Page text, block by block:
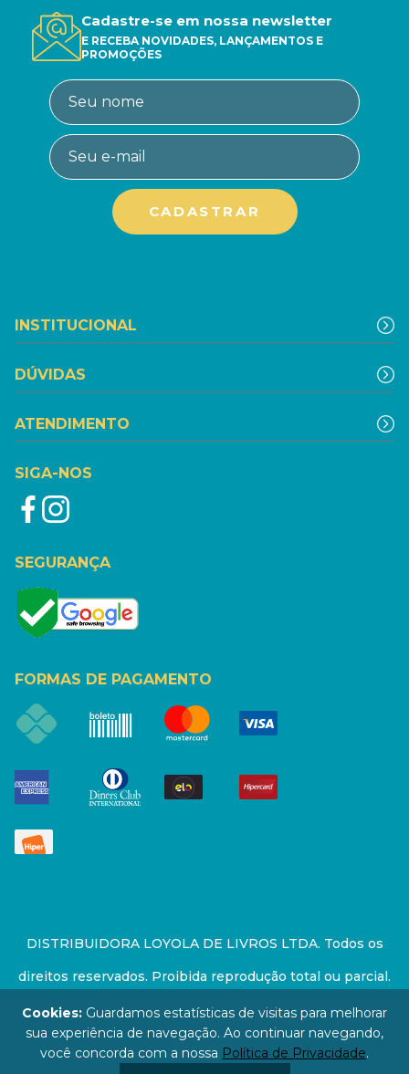
Cadastre-se em nossa newsletter
E RECEBA NOVIDADES, LANÇAMENTOS E
PROMOÇÕES
INSTITUCIONAL
DÚVIDAS
ATENDIMENTO
SIGA-NOS
SEGURANÇA
FORMAS DE PAGAMENTO
DISTRIBUIDORA LOYOLA DE LIVROS LTDA. Todos os
direitos reservados. Proibida reprodução total ou parcial.
Preços e estoque sujeito a alterações sem aviso prévio.
67.946.814/0001-94 - LOJA - Rua Senador Feijó - São
Cookies: Guardamos estatísticas de visitas para melhorar
sua experiência de navegação. Ao continuar navegando,
você concorda com a nossa Política de Privacidade.